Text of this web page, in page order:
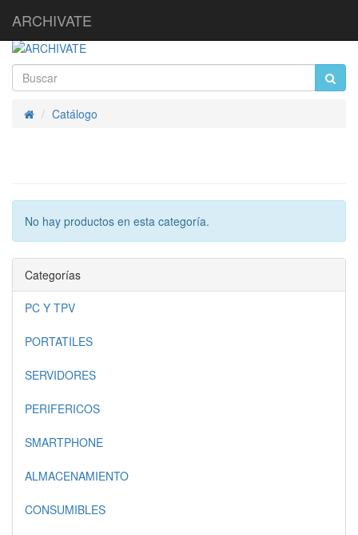
ARCHIVATE
InicioCatálogo
No hay productos en esta categoría.
Categorías
PC Y TPV
PORTATILES
SERVIDORES
PERIFERICOS
SMARTPHONE
ALMACENAMIENTO
CONSUMIBLES